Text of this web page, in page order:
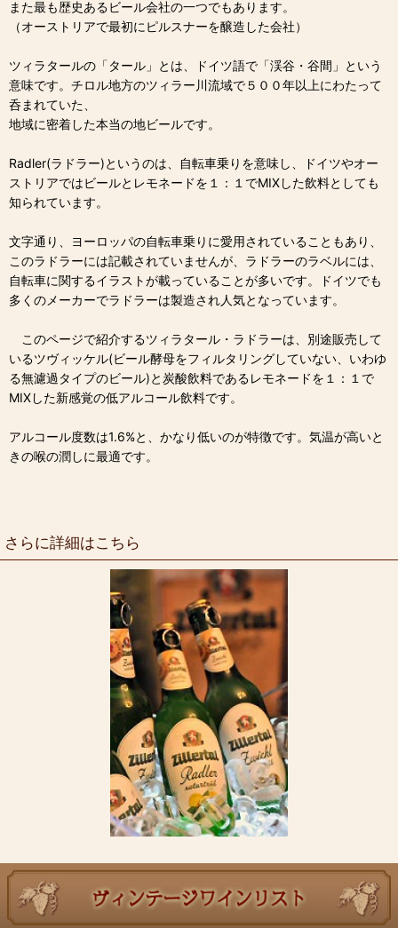
また最も歴史あるビール会社の一つでもあります。
（オーストリアで最初にピルスナーを醸造した会社）
ツィラタールの「タール」とは、ドイツ語で「渓谷・谷間」という
意味です。チロル地方のツィラー川流域で５００年以上にわたって
呑まれていた、
地域に密着した本当の地ビールです。
Radler(ラドラー)というのは、自転車乗りを意味し、ドイツやオー
ストリアではビールとレモネードを１：１でMIXした飲料としても
知られています。
文字通り、ヨーロッパの自転車乗りに愛用されていることもあり、
このラドラーには記載されていませんが、ラドラーのラベルには、
自転車に関するイラストが載っていることが多いです。ドイツでも
多くのメーカーでラドラーは製造され人気となっています。
このページで紹介するツィラタール・ラドラーは、別途販売して
いるツヴィッケル(ビール酵母をフィルタリングしていない、いわゆ
る無濾過タイプのビール)と炭酸飲料であるレモネードを１：１で
MIXした新感覚の低アルコール飲料です。
アルコール度数は1.6%と、かなり低いのが特徴です。気温が高いと
きの喉の潤しに最適です。
さらに詳細はこちら